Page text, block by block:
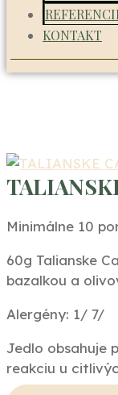
KONTAKT
Minimálne 10
60g Talianske
bazalkou a
Alergény: 1/ 7/
Jedlo obsahuje
reakciu u